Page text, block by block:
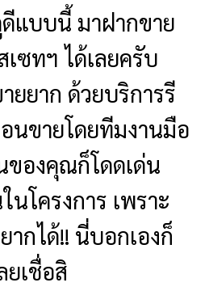
แบบนี้ มาฝากขาย
ซทฯ ได้เลยครับ
ยยาก ด้วยบริการรี
นขายโดยทีมงานมือ
ของคุณก็โดดเด่น
โครงการ เพราะ
ากได้!! นี่บอกเองก็
ยเชื่อสิ